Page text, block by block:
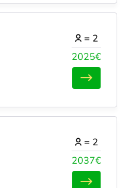
2025€
= 2
2037€
= 2